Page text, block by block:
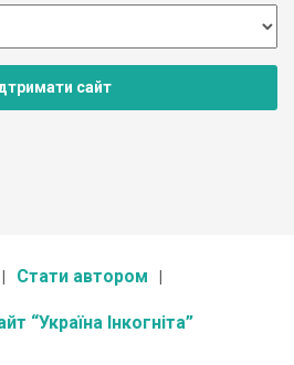
сайт
Стати автором
“Україна Інкогніта”